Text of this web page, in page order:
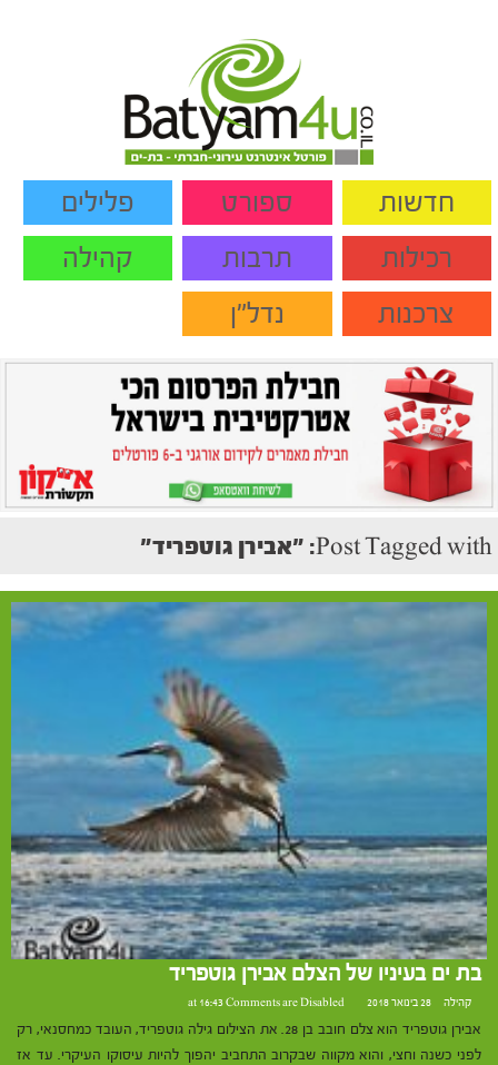
חדשות ספורט
פלילים
רכילות
תרבות
קהילה
צרכנות
נדל"ן
Post Tagged with: "אבירן גוטפריד"
בת ים בעיניו של הצלם אבירן גוטפריד
קהילה 28 בינואר 2018 at 16:43 Comments are Disabled
אבירן גוטפריד הוא צלם חובב בן 28. את הצילום גילה גוטפריד, העובד כמחסנאי, רק
לפני כשנה וחצי, והוא מקווה שבקרוב התחביב יהפוך להיות עיסוקו העיקרי. עד אז